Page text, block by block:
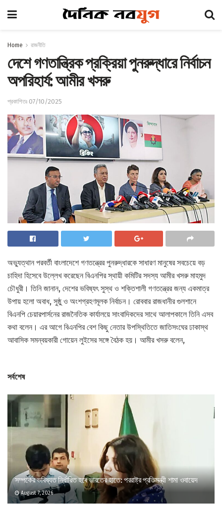
Home রাজনীতি
দেশে গণতান্ত্রিক প্রক্রিয়া পুনরুদ্ধারে নির্বাচন
অপরিহার্য: আমীর খসরু
প্রকাশিতঃ 07/10/2025
অভ্যুত্থান পরবর্তী বাংলাদেশে গণতন্ত্রের পুনরুদ্ধারকে সাধারণ মানুষের সবচেয়ে বড়
চাহিদা হিসেবে উল্লেখ করেছেন বিএনপির স্থায়ী কমিটির সদস্য আমীর খসরু মাহমুদ
চৌধুরী। তিনি জানান, দেশের ভবিষ্যৎ সুস্থ ও শক্তিশালী গণতন্ত্রের জন্য একমাত্র
উপায় হলো অবাধ, সুষ্ঠু ও অংশগ্রহণমূলক নির্বাচন। রোববার রাজধানীর গুলশানে
বিএনপি চেয়ারপার্সনের রাজনৈতিক কার্যালয়ে সাংবাদিকদের সাথে আলাপকালে তিনি এসব
কথা বলেন। এর আগে বিএনপির বেশ কিছু নেতার উপস্থিতিতে জাতিসংঘের ঢাকাস্থ
আবাসিক সমন্বয়কারী গোয়েন লুইসের সঙ্গে বৈঠক হয়। আমীর খসরু বলেন,
সর্বশেষ
সম্পর্কের ভবিষ্যত নির্ধারিত হবে ভারতের হাতে: পররাষ্ট্র প্রতিমন্ত্রী শামা ওবায়েদ
August 7, 2026